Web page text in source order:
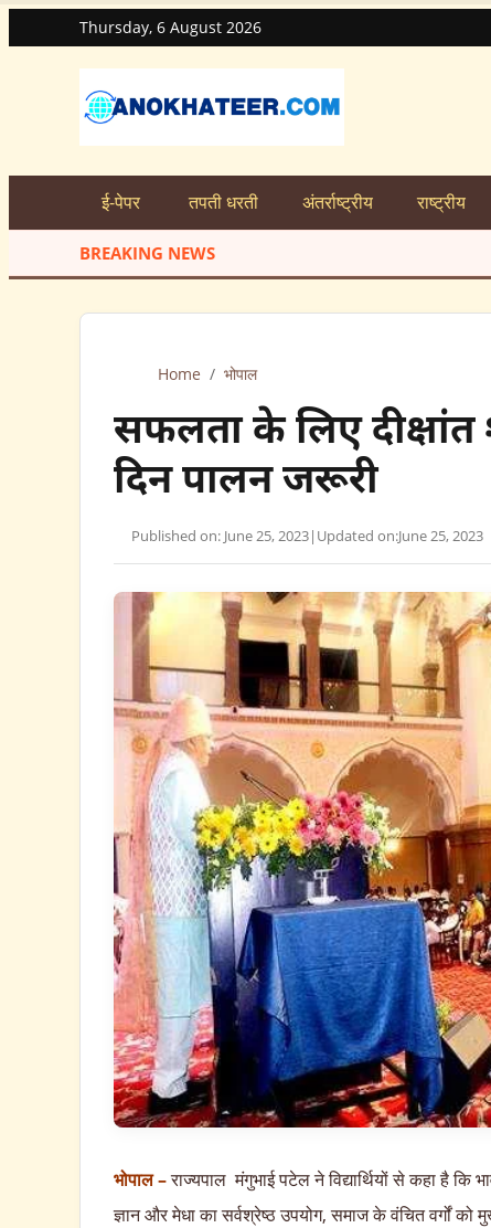
Thursday, 6 August 2026
ई-पेपर तपती धरती अंतर्राष्ट्रीय राष्ट्रीय
BREAKING NEWS
Home / भोपाल
सफलता के लिए
दिन पालन जरूरी
Published on: June 25, 2023| Updated on:June 25, 2023
भोपाल –राज्यपाल मंगुभाई पटेल ने विद्यार्थियों से कहा है कि
ज्ञान और मेधा का सर्वश्रेष्ठ उपयोग, समाज के वंचित वर्गों